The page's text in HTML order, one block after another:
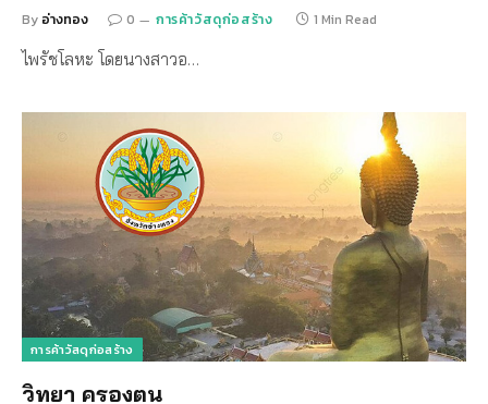
By อ่างทอง 0 การค้าวัสดุก่อสร้าง 1 Min Read
ไพรัชโลหะ โดยนางสาวอ…
การค้าวัสดุก่อสร้าง
วิทยา ครองตน